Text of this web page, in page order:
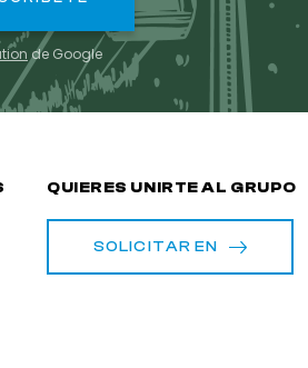
de Google
QUIERES UNIRTE AL GRUPO
SOLICITAR EN